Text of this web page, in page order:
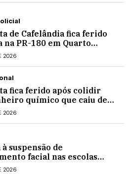
de Cafelândia fica ferido
na PR-180 em Quarto
2026
fica ferido após colidir
químico que caiu de
PRC-467, em Cascavel
2026
suspensão de
facial nas escolas
2026